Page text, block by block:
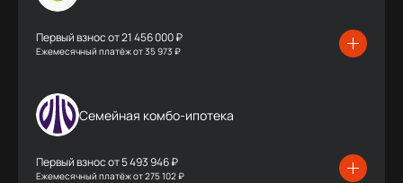
Первый взнос от21 456 000 ₽
Ежемесячный платёжот35 973 ₽
Семейная комбо-ипотека
Первый взнос от5 493 946 ₽
Ежемесячный платёжот275 102 ₽